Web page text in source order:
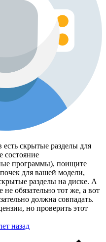
скрытые разделы для
состояние
программы), поищите
для вашей модели,
разделы на диске. А
обязательно тот же, а вот
должна совпадать.
но проверить этот
назад